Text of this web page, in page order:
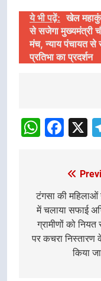
ये भी पढ़ें: खेल
से सजेगा मुख्यमंत्री
मंच, न्याय पंचायत से
प्रतिभा का प्रदर्शन
X
navigation
टंगसा की महिलाओं
में चलाया सफाई
ग्रामीणों को नियत
पर कचरा निस्तारण
किया